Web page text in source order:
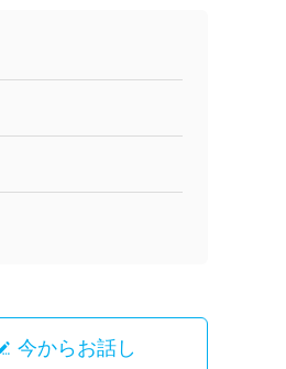
今からお話し